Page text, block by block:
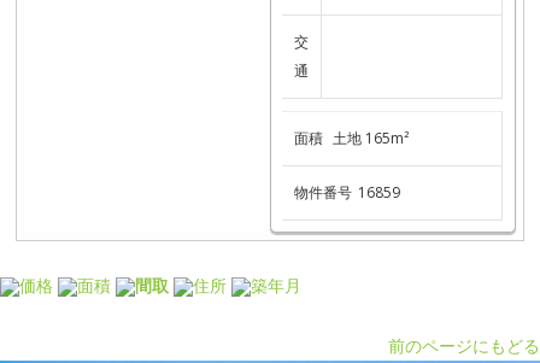
交
通
面積 土地 165m²
物件番号 16859
価格 面積 間取 住所 築年月
前のページにもどる